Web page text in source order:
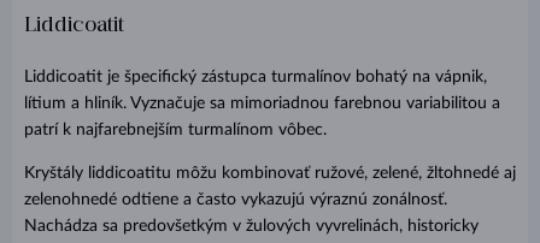
Liddicoatit
Liddicoatit je špecifický zástupca turmalínov bohatý na vápnik,
lítium a hliník. Vyznačuje sa mimoriadnou farebnou variabilitou a
patrí k najfarebnejším turmalínom vôbec.
Kryštály liddicoatitu môžu kombinovať ružové, zelené, žltohnedé aj
zelenohnedé odtiene a často vykazujú výraznú zonálnosť.
Nachádza sa predovšetkým v žulových vyvrelinách, historicky